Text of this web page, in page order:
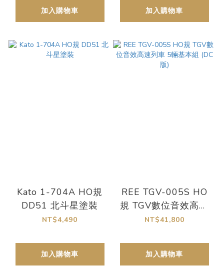
加入購物車 加入購物車
Kato 1-704A HO規
DD51 北斗星塗裝
NT$4,490
加入購物車
REE TGV-005S HO
規 TGV數位音效高速
列車 5輛基本組 (DC
NT$41,800
加入購物車